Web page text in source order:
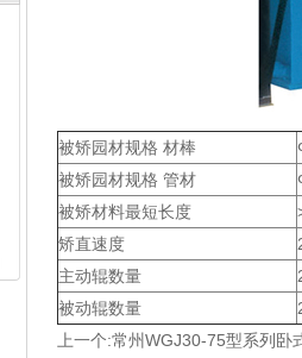
被矫园材规格 材棒
被矫园材规格 管材
被矫材料最短长度
矫直速度
主动辊数量
被动辊数量
上一个:常州WGJ30-75型系列卧